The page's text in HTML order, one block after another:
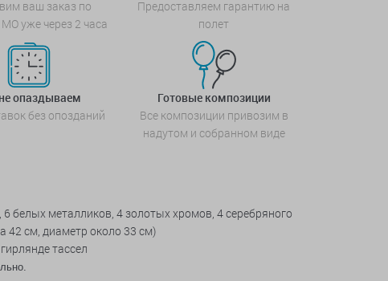
ваш заказ по
уже через 2 часа
Предоставляем гарантию на
полет
опаздываем
без опозданий
Готовые композиции
Все композиции привозим в
надутом и собранном виде
6белых металликов, 4 золотых хромов, 4 серебряного
42 см, диаметр около 33 см)
тассел